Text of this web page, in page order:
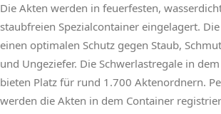
Die Akten werden in feuerfesten,
staubfreien Spezialcontainer eingelagert.
einen optimalen Schutz gegen Staub,
und Ungeziefer. Die Schwerlastregale in
bieten Platz für rund 1.700 Aktenordnern.
werden die Akten in dem Container